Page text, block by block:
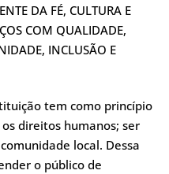
DA FÉ, CULTURA E
COM QUALIDADE,
INCLUSÃO E
tem como princípio
direitos humanos; ser
local. Dessa
o público de